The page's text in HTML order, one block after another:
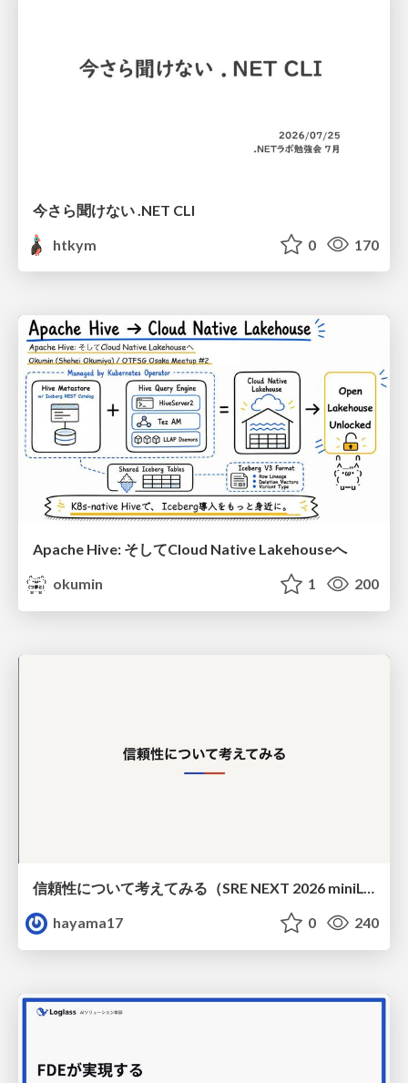
今さら聞けない .NET CLI
htkym
0 170
Apache Hive: そしてCloud Native Lakehouseへ
okumin
1 200
信頼性について考えてみる（SRE NEXT 2026 miniLT）
hayama17
0 240